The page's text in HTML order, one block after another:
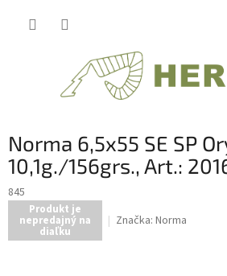
Norma 6,5x55 SE SP
10,1g./156grs., Art.:
845
Produkt je
nepredajný na
diaľku
Značka: Norma